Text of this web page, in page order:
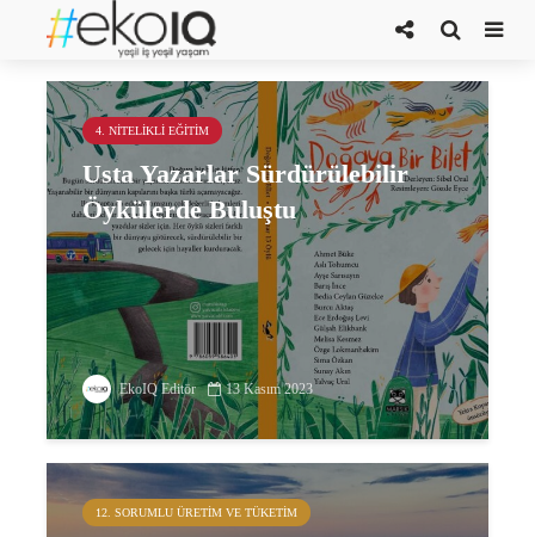
iklim acil durumu
4. NITELIKLI EĞITIM
Usta Yazarlar Sürdürülebilir
Öykülerde Buluştu
EkoIQ Editör 13 Kasım 2023
12. SORUMLU ÜRETIM VE TÜKETIM